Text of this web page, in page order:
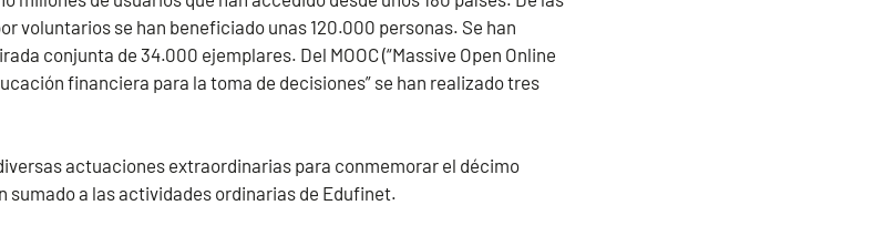
voluntarios se han beneficiado unas 120.000 personas. Se han
conjunta de 34.000 ejemplares. Del MOOC (“Massive Open Online
financiera para la toma de decisiones” se han realizado tres
actuaciones extraordinarias para conmemorar el décimo
sumado a las actividades ordinarias de Edufinet.